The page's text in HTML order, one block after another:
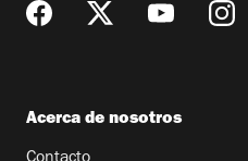
Acerca de nosotros